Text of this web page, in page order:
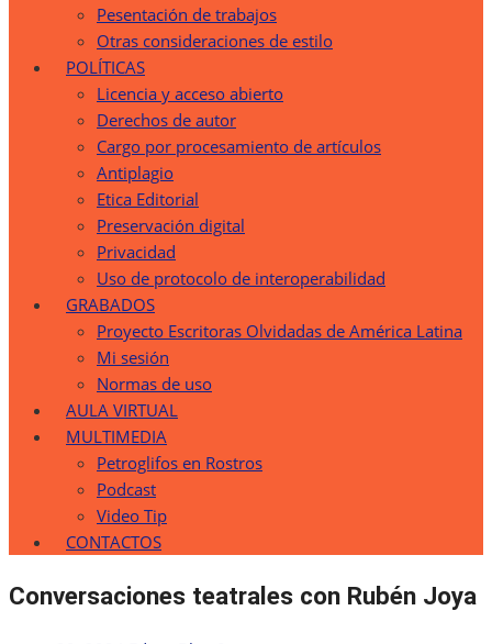
Pesentación de trabajos
Otras consideraciones de estilo
POLÍTICAS
Licencia y acceso abierto
Derechos de autor
Cargo por procesamiento de artículos
Antiplagio
Etica Editorial
Preservación digital
Privacidad
Uso de protocolo de interoperabilidad
GRABADOS
Proyecto Escritoras Olvidadas de América Latina
Mi sesión
Normas de uso
AULA VIRTUAL
MULTIMEDIA
Petroglifos en Rostros
Podcast
Video Tip
CONTACTOS
Conversaciones teatrales con Rubén Joya